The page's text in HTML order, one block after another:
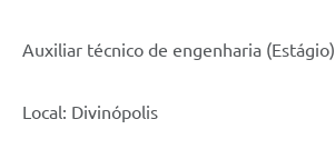
Auxiliar técnico de engenharia (Estágio)
Local: Divinópolis